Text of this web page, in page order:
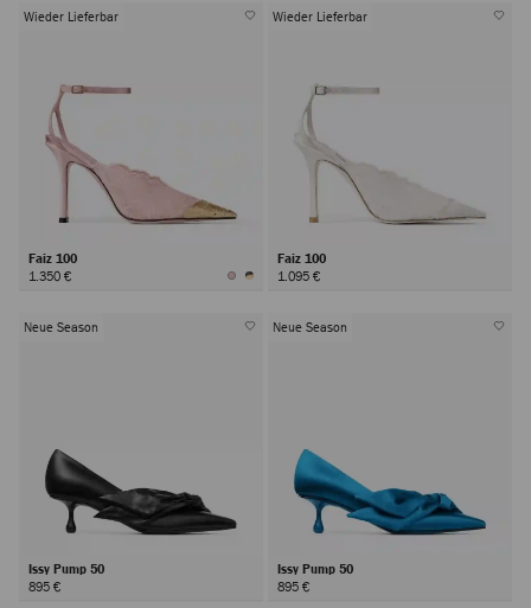
Wieder Lieferbar
Faiz 100
1.350 €
Wieder Lieferbar
Faiz 100
1.095 €
Neue Season
Issy Pump 50
895 €
Neue Season
Issy Pump 50
895 €